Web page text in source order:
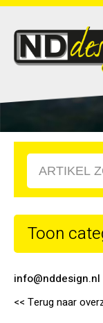
Toon
info@nddesign.nl
<< Terug naar